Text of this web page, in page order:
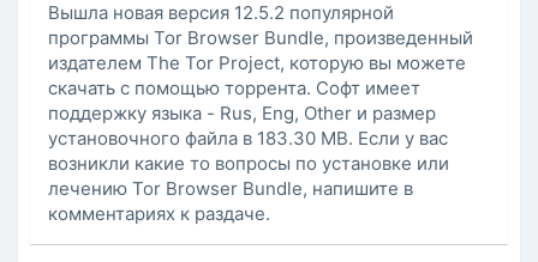
Вышла новая версия 12.5.2 популярной
программы Tor Browser Bundle, произведенный
издателем The Tor Project, которую вы можете
скачать с помощью торрента. Софт имеет
поддержку языка - Rus, Eng, Other и размер
установочного файла в 183.30 MB. Если у вас
возникли какие то вопросы по установке или
лечению Tor Browser Bundle, напишите в
комментариях к раздаче.